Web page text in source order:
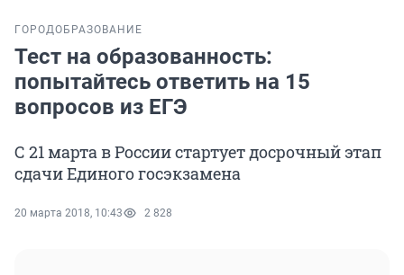
ГОРОДОБРАЗОВАНИЕ
Тест на образованность:
попытайтесь ответить на 15
вопросов из ЕГЭ
С 21 марта в России стартует досрочный этап
сдачи Единого госэкзамена
20 марта 2018, 10:43 2 828